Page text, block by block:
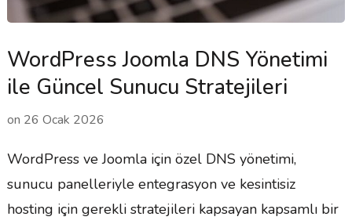
WordPress Joomla DNS Yönetimi
ile Güncel Sunucu Stratejileri
on 26 Ocak 2026
WordPress ve Joomla için özel DNS yönetimi,
sunucu panelleriyle entegrasyon ve kesintisiz
hosting için gerekli stratejileri kapsayan kapsamlı bir